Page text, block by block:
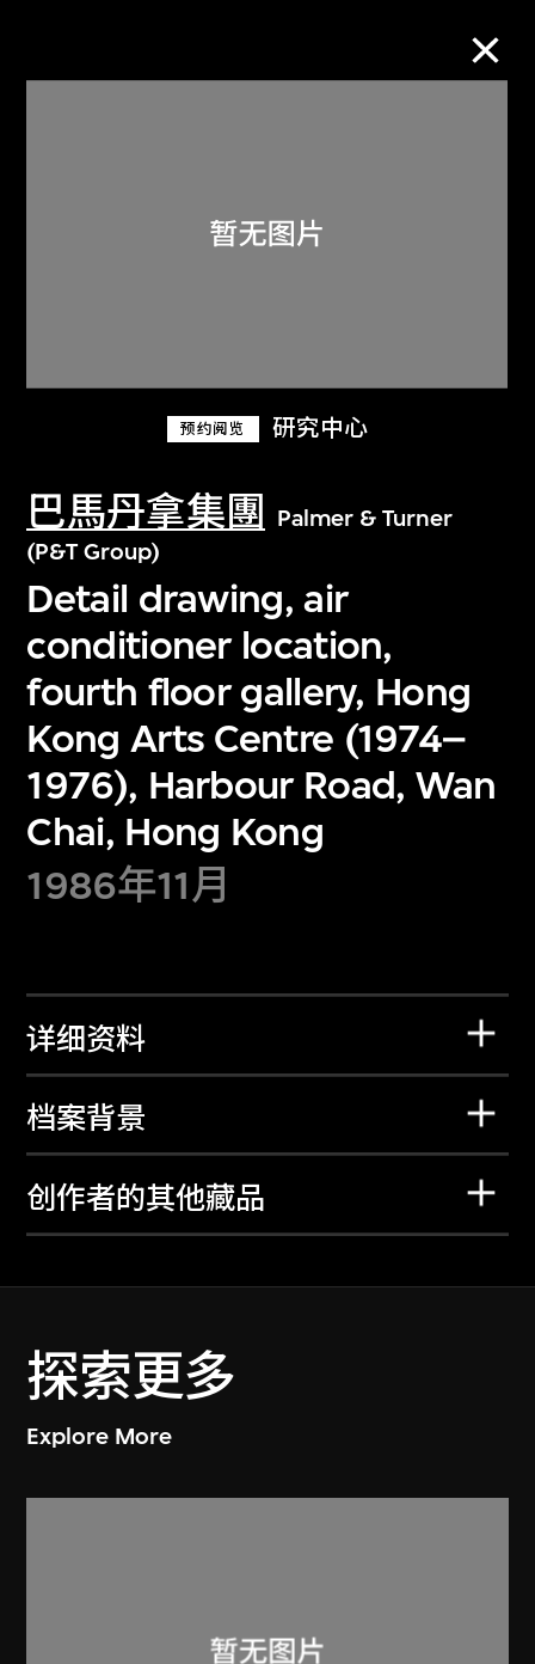
预约阅览 研究中心
巴馬丹拿集團
Palmer & Turner
(P&T Group)
Detail drawing, air
conditioner location,
fourth floor gallery, Hong
Kong Arts Centre (1974–
1976), Harbour Road, Wan
Chai, Hong Kong
1986年11月
详细资料
档案背景
创作者的其他藏品
探索更多
Explore More
关于M+藏品
探索世界顶级的二十及二十一世纪视觉
文化藏品。